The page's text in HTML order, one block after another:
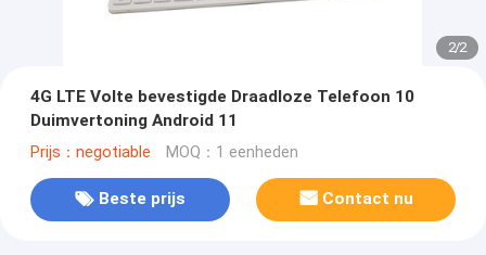
2/2
4G LTE Volte bevestigde Draadloze Telefoon 10
Duimvertoning Android 11
Prijs：negotiable MOQ：1 eenheden
Beste prijs Contact nu